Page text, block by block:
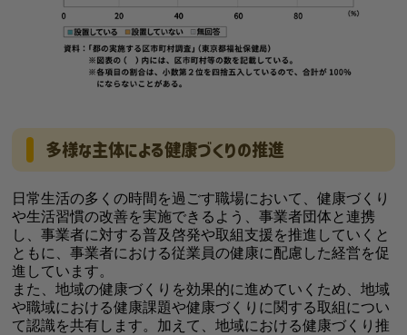
多様な主体による健康づくりの推進
日常生活の多くの時間を過ごす職場において、健康づくり
や生活習慣の改善を実施できるよう、事業者団体と連携
し、事業者に対する普及啓発や取組支援を推進していくと
ともに、事業者における従業員の健康に配慮した経営を促
進しています。
また、地域の健康づくりを効果的に進めていくため、地域
や職域における健康課題や健康づくりに関する取組につい
て認識を共有します。加えて、地域における健康づくり推